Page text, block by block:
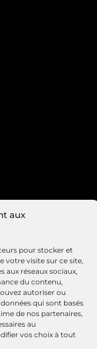
aux
pour stocker et
votre visite sur ce site,
aux réseaux sociaux,
du contenu,
autoriser ou
qui sont basés
de nos partenaires,
au
vos choix à tout